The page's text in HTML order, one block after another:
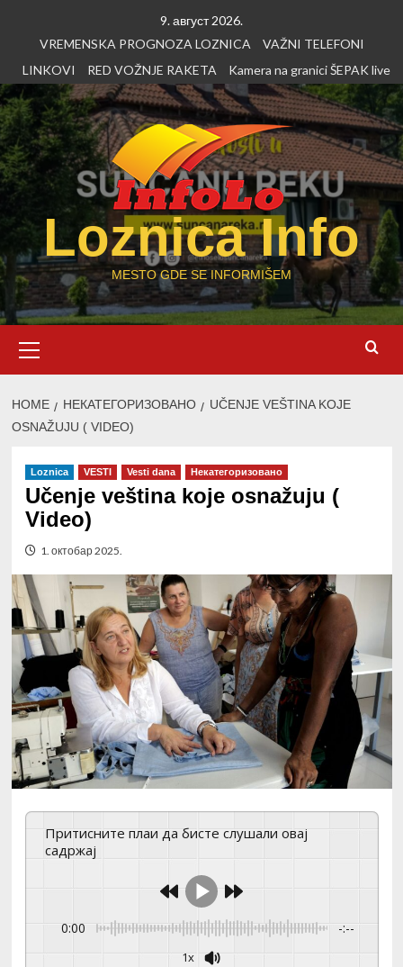
9. август 2026.
VREMENSKA PROGNOZA LOZNICA
VAŽNI TELEFONI
LINKOVI
RED VOŽNJE RAKETA Kamera na granici ŠEPAK live
Loznica Info
MESTO GDE SE INFORMIŠEM
Menu
HOME НЕКАТЕГОРИЗОВАНО
UČENJE VEŠTINA KOJE
OSNAŽUJU ( VIDEO)
Loznica VESTI Vesti dana Некатегоризовано
Učenje veština koje osnažuju (
Video)
1. октобар 2025.
Притисните плаи да бисте слушали овај
садржај
0:00 -:--
1x